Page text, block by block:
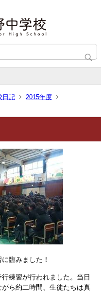
日記
2015年度
臨みました！
練習が行われました。当日
ら約二時間、生徒たちは真